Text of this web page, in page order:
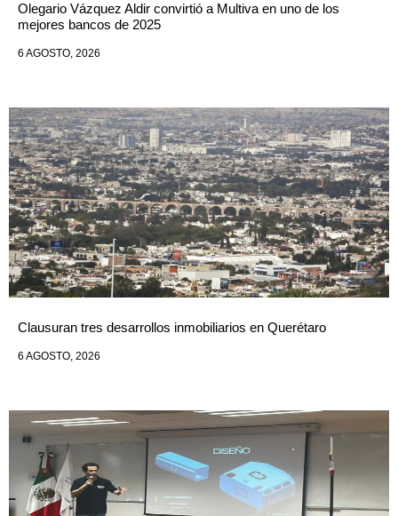
Olegario Vázquez Aldir convirtió a Multiva en uno de los
mejores bancos de 2025
6 AGOSTO, 2026
Clausuran tres desarrollos inmobiliarios en Querétaro
6 AGOSTO, 2026